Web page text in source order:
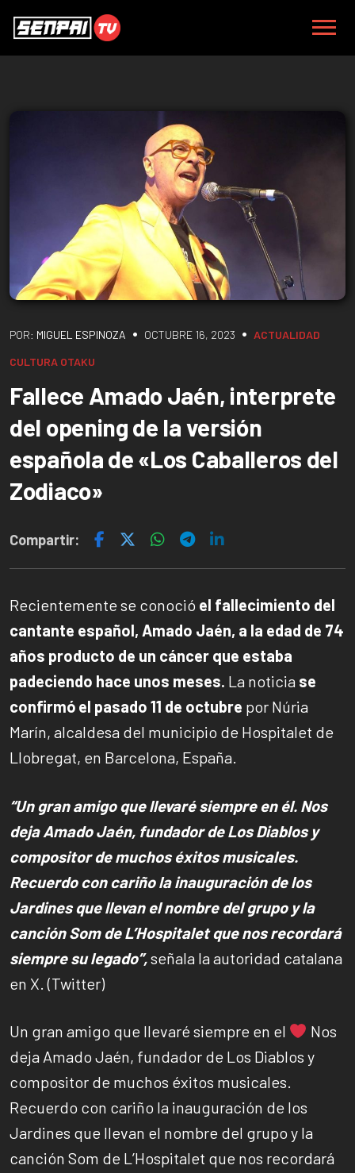
POR: MIGUEL ESPINOZA • OCTUBRE 16, 2023 • ACTUALIDAD
CULTURA OTAKU
Fallece Amado Jaén, interprete
del opening de la versión
española de «Los Caballeros del
Zodiaco»
Compartir:
Recientemente se conoció el fallecimiento del
cantante español, Amado Jaén, a la edad de 74
años producto de un cáncer que estaba
padeciendo hace unos meses. La noticia se
confirmó el pasado 11 de octubre por Núria
Marín, alcaldesa del municipio de Hospitalet de
Llobregat, en Barcelona, España.
“Un gran amigo que llevaré siempre en él. Nos
deja Amado Jaén, fundador de Los Diablos y
compositor de muchos éxitos musicales.
Recuerdo con cariño la inauguración de los
Jardines que llevan el nombre del grupo y la
canción Som de L’Hospitalet que nos recordará
siempre su legado”,señala la autoridad catalana
en X. (Twitter)
Un gran amigo que llevaré siempre en el
Nos
deja Amado Jaén, fundador de Los Diablos y
compositor de muchos éxitos musicales.
Recuerdo con cariño la inauguración de los
Jardines que llevan el nombre del grupo y la
canción Som de L’Hospitalet que nos recordará